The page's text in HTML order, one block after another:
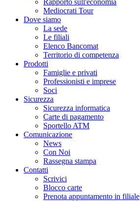
Rapporto sull'economia
Mediocrati Tour
Dove siamo
La sede
Le filiali
Elenco Bancomat
Territorio di competenza
Prodotti
Famiglie e privati
Professionisti e imprese
Soci
Sicurezza
Sicurezza informatica
Carte di pagamento
Sportello ATM
Comunicazione
News
Con Noi
Rassegna stampa
Contatti
Scrivici
Blocco carte
Prenota appuntamento in filiale